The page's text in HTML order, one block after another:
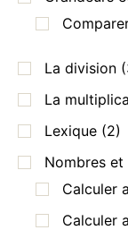
La division
La
Lexique (2)
Nombres et
Calculer
Calculer